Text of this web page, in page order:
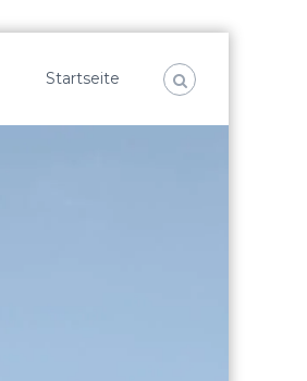
Startseite